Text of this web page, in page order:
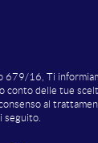
come
forte, ora le